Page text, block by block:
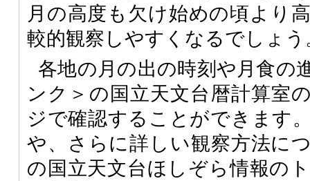
月の高度も欠け始めの頃より
較的観察しやすくなるでしょう
各地の月の出の時刻や月食の
ンク＞の国立天文台暦計算室
ジで確認することができます
や、さらに詳しい観察方法に
の国立天文台ほしぞら情報の